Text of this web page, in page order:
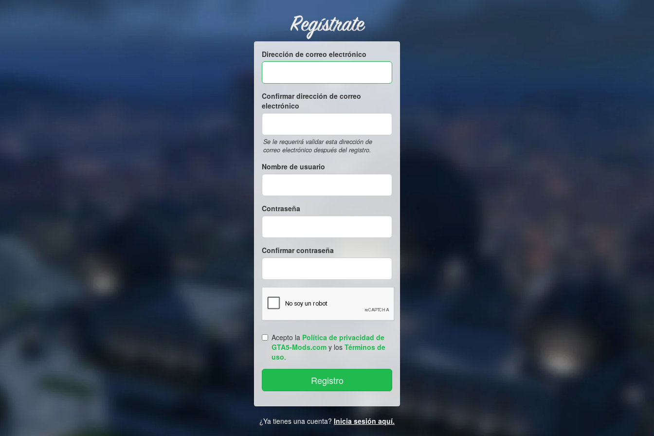
Regístrate
Dirección de correo electrónico
Confirmar dirección de correo
electrónico
Se le requerirá validar esta dirección de
correo electrónico después del registro.
Nombre de usuario
Contraseña
Confirmar contraseña
Acepto la Política de privacidad de
GTA5-Mods.com y los Términos de
uso.
¿Ya tienes una cuenta? Inicia sesión aquí.